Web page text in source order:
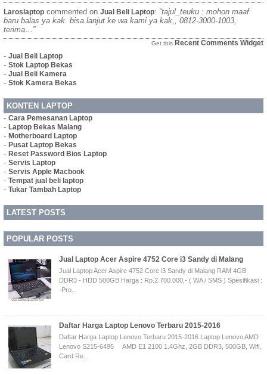
Laroslaptop commented on Jual Beli Laptop: “tajul_teuku : mohon maaf
baru balas ya kak. bisa lanjut ke wa kami ya kak,, 0812-3000-1003,
terima…”
Get this Recent Comments Widget
- Jual Beli Laptop
- Stok Laptop Bekas
- Jual Beli Kamera
- Stok Kamera Bekas
KONTEN LAPTOP
- Cara Pemesanan Laptop
- Laptop Bekas Malang
- Motherboard Laptop
- Pusat Laptop Bekas
- Reset Password Bios Laptop
- Servis Laptop
- Servis Apple Macbook
- Tempat jual beli laptop
- Tukar Tambah Laptop
LATEST POSTS
POPULAR POSTS
Jual Laptop Acer Aspire 4752 Core i3 Sandy di Malang
Jual Laptop Acer Aspire 4752 Core i3 Sandy di Malang RAM 4GB
DDR3 - HDD 500GB Harga : Rp.2.700.000,- ( WA / SMS ) Spesifikasi :
-Pro...
Daftar Harga Laptop Lenovo Terbaru 2015-2016
Daftar Harga Laptop Lenovo Terbaru 2015-2016 Laptop Lenovo AMD
Lenovo S215-6495 AMD E1 2100 1.4Ghz, 2GB DDR3, 500GB, Wifi,
Card Re...